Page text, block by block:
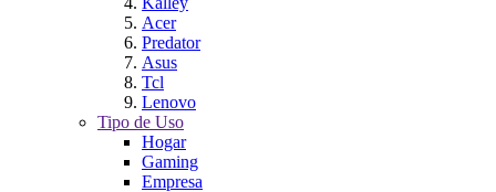
Acer
Predator
Asus
Tcl
Lenovo
Tipo de Uso
Hogar
Gaming
Empresa